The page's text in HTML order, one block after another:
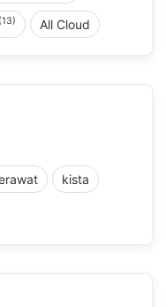
(13) All Cloud
kista